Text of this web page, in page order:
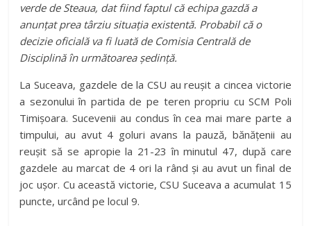
verde de Steaua, dat fiind faptul că echipa gazdă a
anunțat prea târziu situația existentă. Probabil că o
decizie oficială va fi luată de Comisia Centrală de
Disciplină în următoarea ședință.
La Suceava, gazdele de la CSU au reușit a cincea victorie
a sezonului în partida de pe teren propriu cu SCM Poli
Timișoara. Sucevenii au condus în cea mai mare parte a
timpului, au avut 4 goluri avans la pauză, bănățenii au
reușit să se apropie la 21-23 în minutul 47, după care
gazdele au marcat de 4 ori la rând și au avut un final de
joc ușor. Cu această victorie, CSU Suceava a acumulat 15
puncte, urcând pe locul 9.